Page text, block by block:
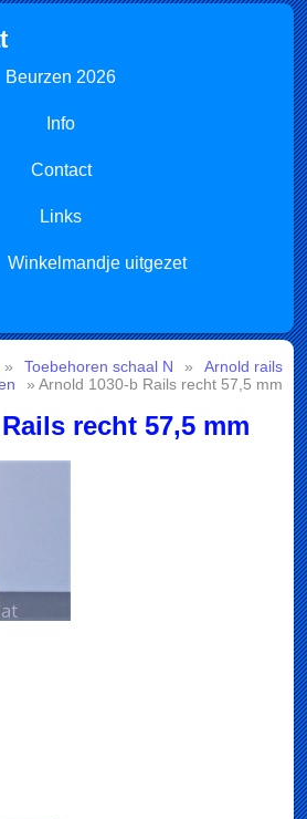
Beurzen 2026
Info
Contact
Links
Winkelmandje uitgezet
» Toebehoren schaal N »
Arnold rails
» Arnold 1030-b Rails recht 57,5 mm
recht 57,5 mm